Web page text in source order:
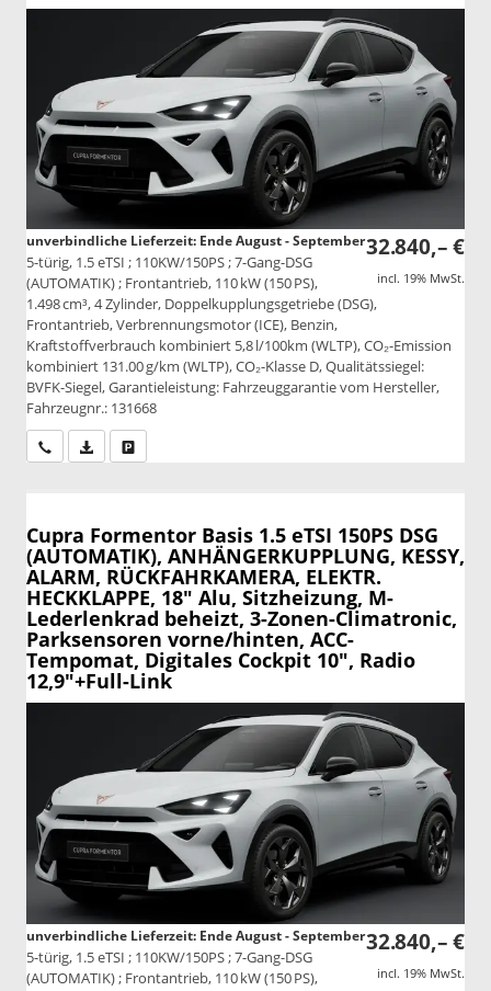
32.840,– €
incl. 19% MwSt.
unverbindliche Lieferzeit: Ende August - September
5-türig, 1.5 eTSI ; 110KW/150PS ; 7-Gang-DSG
(AUTOMATIK) ; Frontantrieb, 110 kW (150 PS),
1.498 cm³, 4 Zylinder, Doppelkupplungsgetriebe (DSG),
Frontantrieb, Verbrennungsmotor (ICE), Benzin,
Kraftstoffverbrauch kombiniert 5,8 l/100km (WLTP), CO₂-Emission
kombiniert 131.00 g/km (WLTP), CO₂-Klasse D, Qualitätssiegel:
BVFK-Siegel, Garantieleistung: Fahrzeuggarantie vom Hersteller,
Fahrzeugnr.: 131668
Wir rufen Sie anPDF-Datei, Fahrzeugexposé drucken
Cupra Formentor Basis 1.5 eTSI 150PS DSG
(AUTOMATIK), ANHÄNGERKUPPLUNG, KESSY,
ALARM, RÜCKFAHRKAMERA, ELEKTR.
HECKKLAPPE, 18" Alu, Sitzheizung, M-
Lederlenkrad beheizt, 3-Zonen-Climatronic,
Parksensoren vorne/hinten, ACC-
Tempomat, Digitales Cockpit 10", Radio
12,9"+Full-Link
32.840,– €
incl. 19% MwSt.
unverbindliche Lieferzeit: Ende August - September
5-türig, 1.5 eTSI ; 110KW/150PS ; 7-Gang-DSG
(AUTOMATIK) ; Frontantrieb, 110 kW (150 PS),